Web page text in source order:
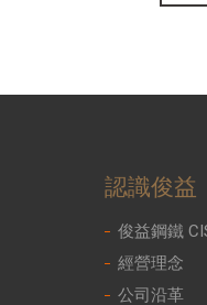
認識俊益
俊益鋼鐵
經營理念
公司沿革